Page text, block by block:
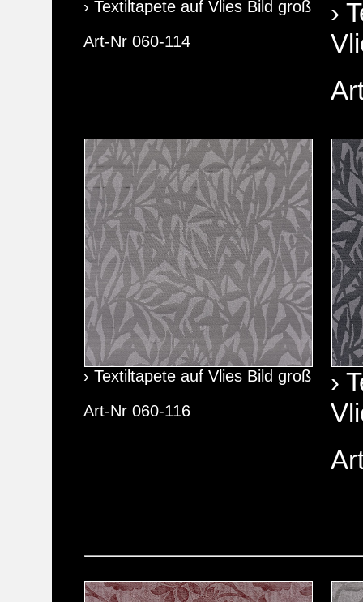
› Textiltapete auf Vlies Bild groß
Art-Nr 060-114
›
› Textiltapete auf Vlies Bild groß
Art-Nr 060-116
›